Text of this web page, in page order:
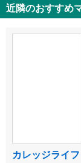
近隣のおすすめ
カレッジライフ